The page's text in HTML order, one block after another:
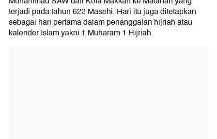
terjadi pada tahun 622 Masehi. Hari itu juga ditetapkan
sebagai hari pertama dalam penanggalan hijriah atau
kalender Islam yakni 1 Muharam 1 Hijriah.